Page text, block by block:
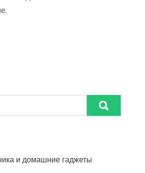
и домашние гаджеты